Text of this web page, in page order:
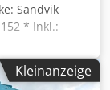
Sandvik
* Inkl.:
Kleinanzeige